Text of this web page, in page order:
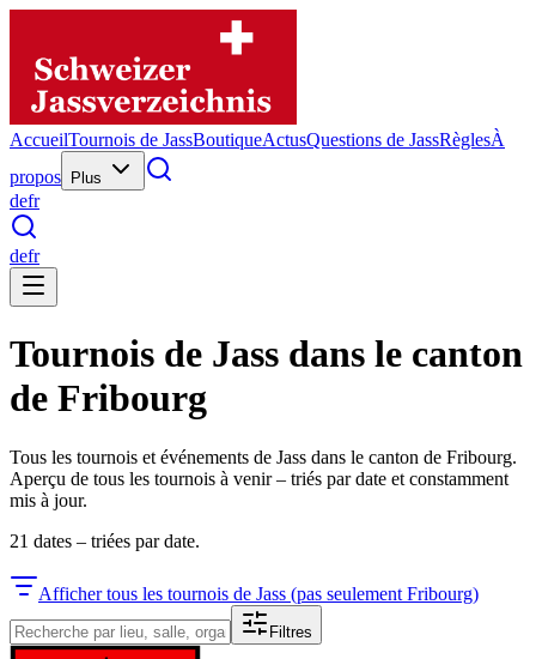
AccueilTournois de JassBoutiqueActusQuestions de JassRèglesÀ
propos
Plus
defr
defr
Tournois de Jass dans le canton
de Fribourg
Tous les tournois et événements de Jass dans le canton de Fribourg.
Aperçu de tous les tournois à venir – triés par date et constamment
mis à jour.
21 dates – triées par date.
Afficher tous les tournois de Jass (pas seulement Fribourg)
Filtres